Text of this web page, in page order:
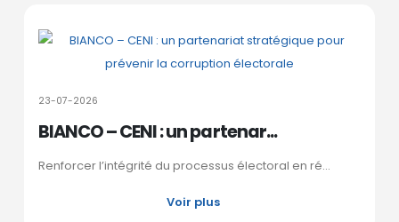
23-07-2026
BIANCO – CENI : un partenar...
Renforcer l’intégrité du processus électoral en ré...
Voir plus